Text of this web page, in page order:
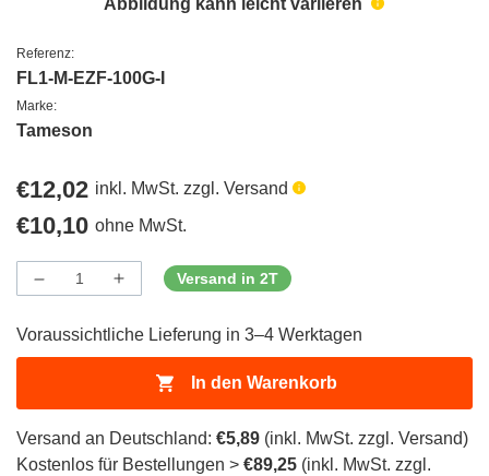
Abbildung kann leicht variieren
Referenz:
FL1-M-EZF-100G-I
Marke:
Tameson
Regulärer
Preis
€12,02 inkl. MwSt. zzgl. Versand
Regulärer
Preis
€10,10 ohne MwSt.
Menge
Menge
verringern
ProductDrop
Menge
erhöhen
ProductDrop
Versand in 2T
Voraussichtliche Lieferung in 3–4 Werktagen
In den Warenkorb
Versand an Deutschland: €5,89 (inkl. MwSt. zzgl. Versand)
Kostenlos für Bestellungen > €89,25 (inkl. MwSt. zzgl.